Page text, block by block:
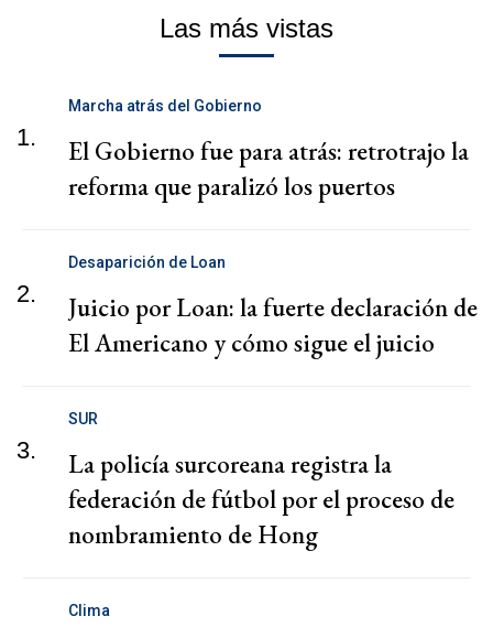
Las más vistas
1.
Marcha atrás del Gobierno
El Gobierno fue para atrás: retrotrajo la
reforma que paralizó los puertos
2.
Desaparición de Loan
Juicio por Loan: la fuerte declaración de
El Americano y cómo sigue el juicio
3.
SUR
La policía surcoreana registra la
federación de fútbol por el proceso de
nombramiento de Hong
Clima